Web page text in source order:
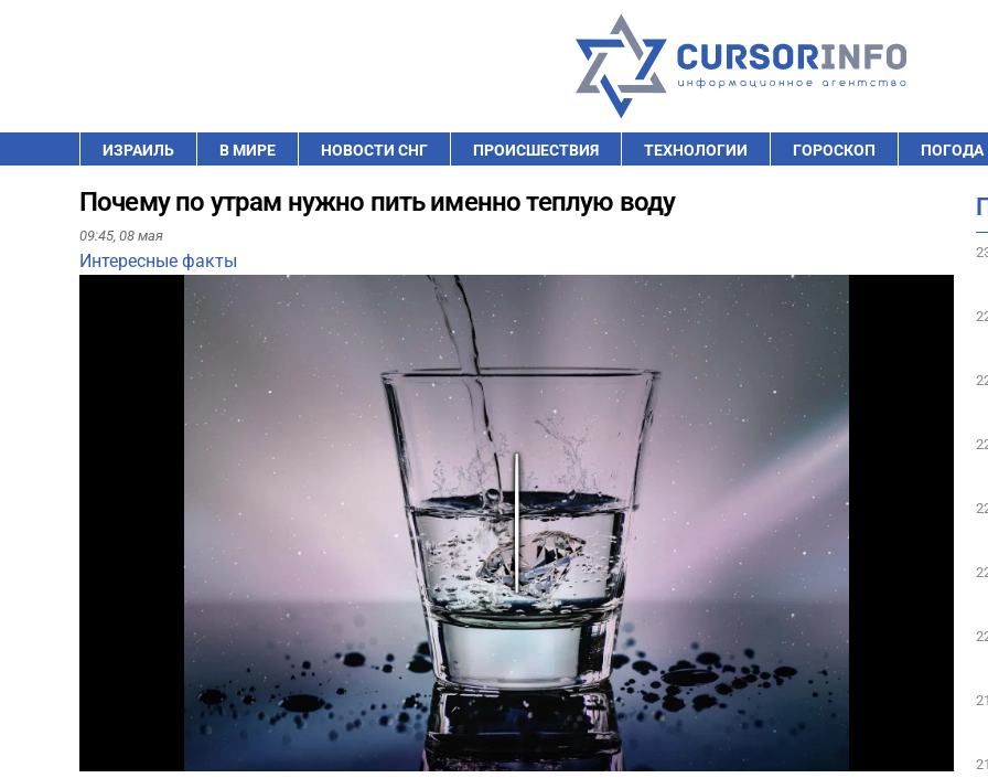
ИЗРАИЛЬ В МИРЕ НОВОСТИ СНГ ПРОИСШЕСТВИЯ ТЕХНОЛОГИИ ГОРОСКОП ПОГОДА
Почему по утрам нужно пить именно теплую воду
09:45, 08 мая
Интересные факты
Play